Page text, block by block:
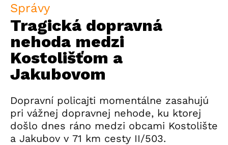
Správy
Tragická dopravná
nehoda medzi
Kostolišťom a
Jakubovom
Dopravní policajti momentálne zasahujú
pri vážnej dopravnej nehode, ku ktorej
došlo dnes ráno medzi obcami Kostolište
a Jakubov v 71 km cesty II/503.